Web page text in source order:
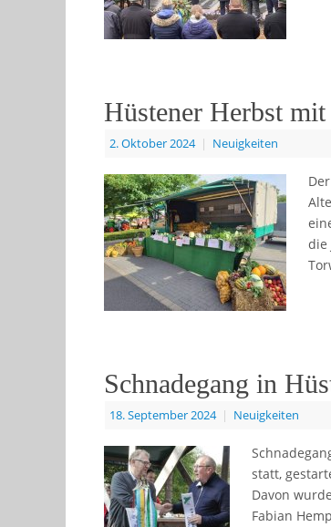
Hüstener Herbst
2. Oktober 2024 | Neuigkeiten
die
Schnadegang in
18. September 2024 | Neuigkeiten
statt,
Davon
Fabian